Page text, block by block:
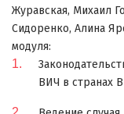
Журавская, Михаил
Сидоренко, Алина
модуля:
ВИЧ в странах